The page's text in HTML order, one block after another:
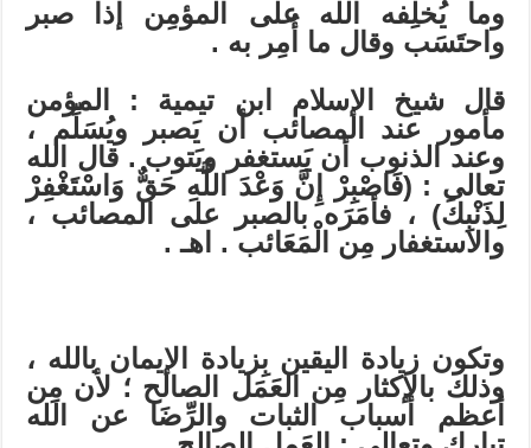
وما يُخلِفه الله على المؤمِن إذا صبر
واحتَسَب وقال ما أُمِر به .
قال شيخ الإسلام ابن تيمية : المؤمن
مأمور عند المصائب أن يَصبر ويُسَلِّم ،
وعند الذنوب أن يَستغفر ويَتوب . قال الله
تعالى : (فَاصْبِرْ إِنَّ وَعْدَ اللَّهِ حَقٌّ وَاسْتَغْفِرْ
لِذَنْبِكَ) ، فأمَرَه بالصبر على المصائب ،
والاستغفار مِن الْمَعَائب . اهـ .
وتكون زيادة اليقين بِزيادة الإيمان بالله ،
وذلك بالإكثار مِن العَمَل الصالح ؛ لأن مِن
أعظم أسباب الثبات والرِّضَا عن الله